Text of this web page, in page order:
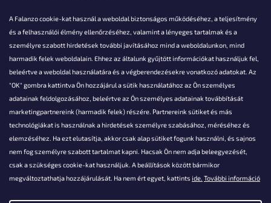
A Falanzo cookie-kat használ a weboldal biztonságos működéséhez, a teljesítmény
és a felhasználói élmény ellenőrzéséhez, valamint a lényeges tartalmak és a
személyre szabott hirdetések további javításához mind a weboldalunkon, mind
harmadik felek weboldalain. Ehhez az általunk gyűjtött információkat használjuk fel,
beleértve a weboldal használatára és a végberendezésekre vonatkozó adatokat. Az
"OK" gombra kattintva Ön hozzájárul a sütik használatához az Ön személyes
adatainak feldolgozásához, beleértve az Ön személyes adatainak továbbítását
marketingpartnereink (harmadik felek) részére. Partnereink sütiket és más
technológiákat is használnak a hirdetések személyre szabásához, méréséhez és
elemzéséhez. Ha ezt elutasítja, akkor csak alap sütiket fogunk használni, és sajnos
nem fog személyre szabott tartalmat kapni. Hacsak Ön nem adja beleegyezését,
csak a szükséges cookie-kat használjuk. A beállítások között bármikor
megváltoztathatja hozzájárulását. Ha nem ért egyet, kattints ide. További információ
Akarsz kérdezni valamit?
info@falanzo.hu